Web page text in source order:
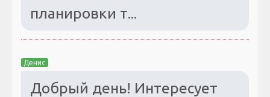
планировки т...
Денис
Добрый день! Интересует